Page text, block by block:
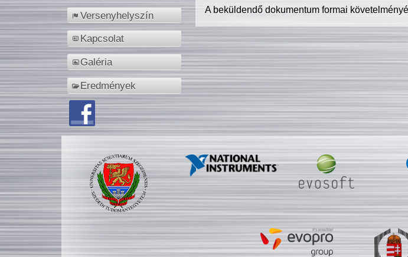
Versenyhelyszín
Kapcsolat
Galéria
Eredmények
A beküldendő dokumentum formai